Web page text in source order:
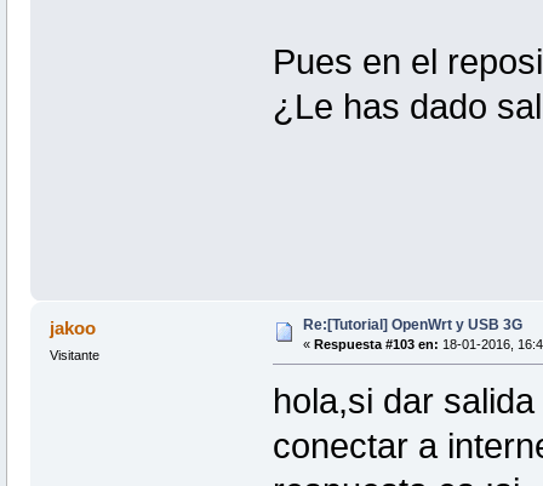
Pues en el
¿Le has dado
jakoo
Visitante
Re:[Tutorial] OpenWrt y USB 3G
« Respuesta #103 en: 18-01-2016,
hola,si dar
conectar a